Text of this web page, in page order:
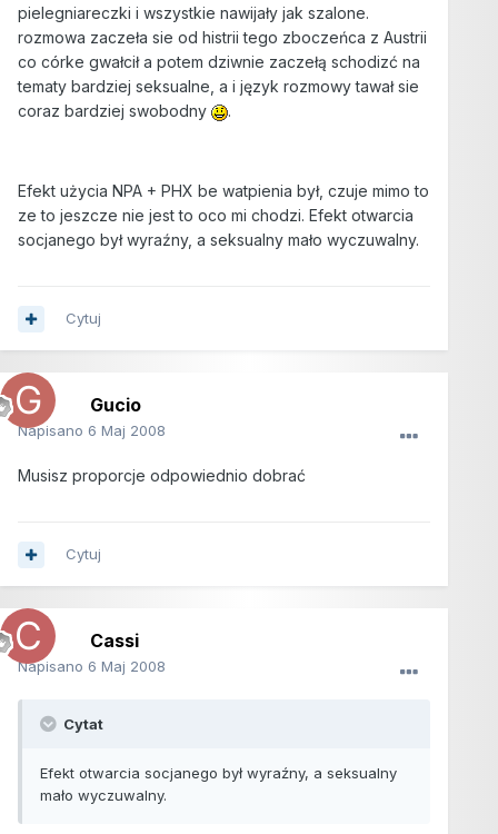
pielegniareczki i wszystkie nawijały jak szalone.
rozmowa zaczeła sie od histrii tego zboczeńca z Austrii
co córke gwałcił a potem dziwnie zaczełą schodizć na
tematy bardziej seksualne, a i język rozmowy tawał sie
coraz bardziej swobodny
.
Efekt użycia NPA + PHX be watpienia był, czuje mimo to
ze to jeszcze nie jest to oco mi chodzi. Efekt otwarcia
socjanego był wyraźny, a seksualny mało wyczuwalny.
Cytuj
Gucio
Napisano 6 Maj 2008
Musisz proporcje odpowiednio dobrać
Cytuj
Cassi
Napisano 6 Maj 2008
Cytat
Efekt otwarcia socjanego był wyraźny, a seksualny
mało wyczuwalny.